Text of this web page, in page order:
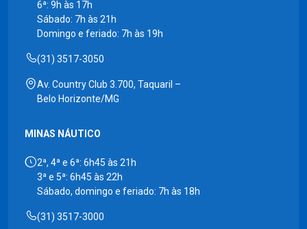
6ª: 9h às 17h
Sábado: 7h às 21h
Domingo e feriado: 7h às 19h
(31) 3517-3050
Av. Country Club 3.700, Taquaril –
Belo Horizonte/MG
MINAS NÁUTICO
2ª, 4ª e 6ª: 6h45 às 21h
3ª e 5ª: 6h45 às 22h
Sábado, domingo e feriado: 7h às 18h
(31) 3517-3000